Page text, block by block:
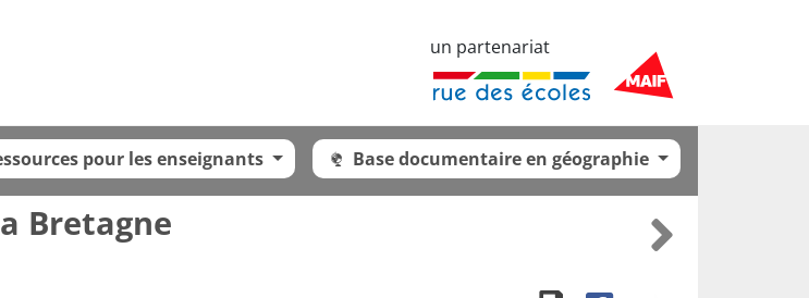
un partenariat
pour les enseignants Base documentaire en géographie
Bretagne